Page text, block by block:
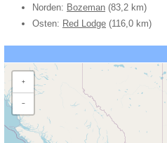
Norden: Bozeman (83,2 km)
Osten: Red Lodge (116,0 km)
+
−